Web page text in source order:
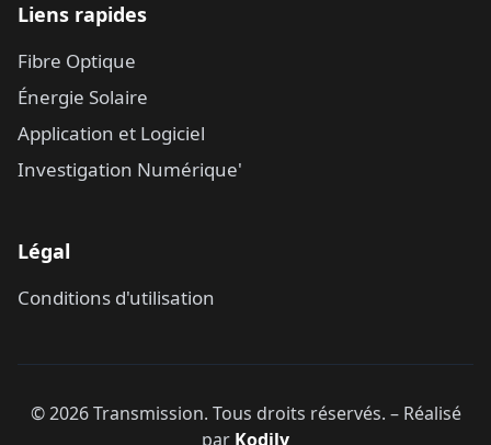
Liens rapides
Fibre Optique
Énergie Solaire
Application et Logiciel
Investigation Numérique'
Légal
Conditions d'utilisation
©2026Transmission. Tous droits réservés. – Réalisé
par Kodily